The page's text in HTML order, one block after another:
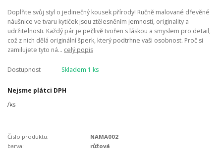
Doplňte svůj styl o jedinečný kousek přírody! Ručně malované dřevěné
náušnice ve tvaru kytiček jsou ztělesněním jemnosti, originality a
udržitelnosti. Každý pár je pečlivě tvořen s láskou a smyslem pro detail,
což z nich dělá originální šperk, který podtrhne vaši osobnost. Proč si
zamilujete tyto ná... celý popis
Dostupnost Skladem 1 ks
Nejsme plátci DPH
/ks
Číslo produktu:
NAMA002
barva:
růžová